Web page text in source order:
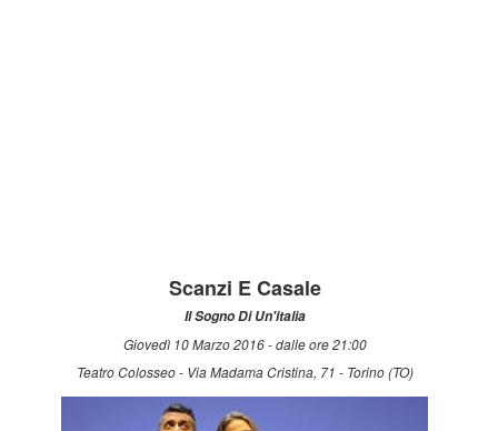
Scanzi E Casale
Il Sogno Di Un'italia
Giovedì 10 Marzo 2016 - dalle ore 21:00
Teatro Colosseo - Via Madama Cristina, 71 - Torino (TO)